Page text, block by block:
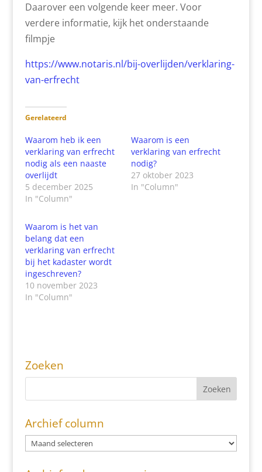
Daarover een volgende keer meer. Voor
verdere informatie, kijk het onderstaande
filmpje
https://www.notaris.nl/bij-overlijden/verklaring-
van-erfrecht
Gerelateerd
Waarom heb ik een
verklaring van erfrecht
nodig als een naaste
overlijdt
5 december 2025
In "Column"
Waarom is een
verklaring van erfrecht
nodig?
27 oktober 2023
In "Column"
Waarom is het van
belang dat een
verklaring van erfrecht
bij het kadaster wordt
ingeschreven?
10 november 2023
In "Column"
Zoeken
Archief column